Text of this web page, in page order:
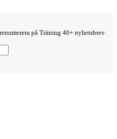
på Träning 40+ nyhetsbrev